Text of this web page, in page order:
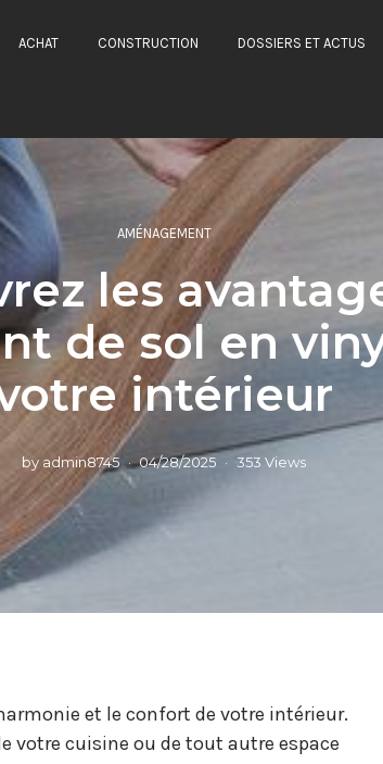
ACHAT CONSTRUCTION DOSSIERS ET ACTUS
AMÉNAGEMENT
les
de sol en
intérieur
by admin8745 04/28/2025 353 Views
et le confort de votre intérieur.
votre cuisine ou de tout autre espace